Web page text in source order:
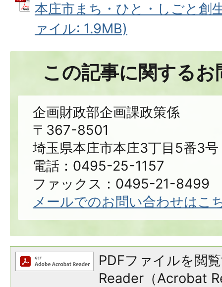
本庄市まち・ひと・しごと創
ァイル: 1.9MB)
この記事に関する
企画財政部企画課政策係
〒367-8501
埼玉県本庄市本庄3丁目5番3号
電話：0495-25-1157
ファックス：0495-21-8499
メールでのお問い合わせはこ
PDFファイルを閲
Reader（Acrobat